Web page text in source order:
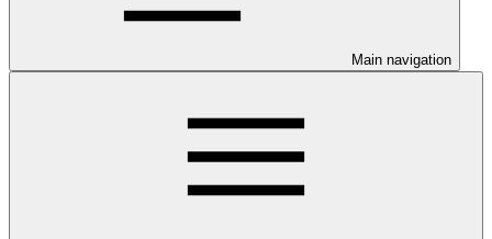
Main navigation